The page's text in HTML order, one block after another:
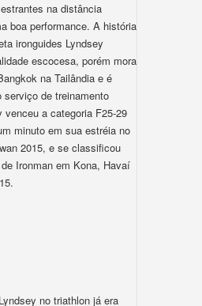
na distância
boa performance. A história
ironguides Lyndsey
escocesa, porém mora
na Tailândia e é
serviço de treinamento
venceu a categoria F25-29
minuto em sua estréia no
2015, e se classificou
Ironman em Kona, Havaí
no triathlon já era